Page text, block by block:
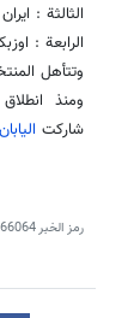
الثالثة :
الرابعة :
وتتأهل
شاركت اليابان
رمز الخبر